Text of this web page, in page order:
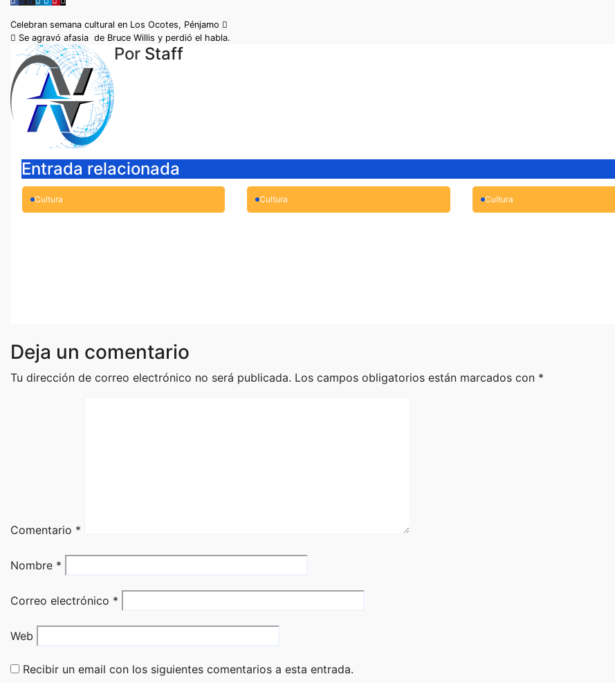
Navegación
de
entradas
Celebran semana cultural en Los Ocotes, Pénjamo
Se agravó afasia de Bruce Willis y perdió el habla.
Por Staff
Entrada relacionada
Cultura Cultura Cultura
Deja un comentario
Tu dirección de correo electrónico no será publicada. Los campos obligatorios están marcados con *
Comentario *
Nombre *
Correo electrónico *
Web
Recibir un email con los siguientes comentarios a esta entrada.